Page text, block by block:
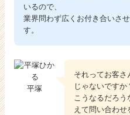
いるので、
業界問わず広くお付き合いさ
す。
平塚
それってお客さ
じゃないですか
こうなるだろ
えて問い合わせ